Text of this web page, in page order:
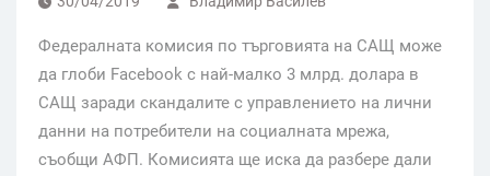
Федералната комисия по търговията на САЩ може
да глоби Facebook с най-малко 3 млрд. долара в
САЩ заради скандалите с управлението на лични
данни на потребители на социалната мрежа,
съобщи АФП. Комисията ще иска да разбере дали